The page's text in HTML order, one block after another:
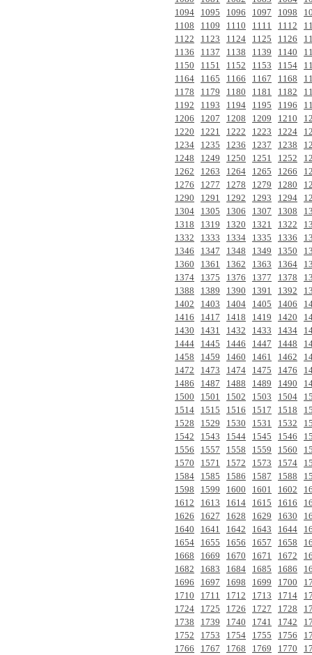
1094
1095 1096 1097 1098
1108
1109 1110 1111 1112
1122
1123 1124 1125 1126
1136
1137 1138 1139 1140
1150
1151 1152 1153 1154
1164
1165 1166 1167 1168
1178
1179 1180 1181 1182
1192
1193 1194 1195 1196
1206
1207 1208 1209 1210
1220
1221 1222 1223 1224
1234
1235 1236 1237 1238
1248
1249 1250 1251 1252
1262
1263 1264 1265 1266
1276
1277 1278 1279 1280
1290
1291 1292 1293 1294
1304
1305 1306 1307 1308
1318
1319 1320 1321 1322
1332
1333 1334 1335 1336
1346
1347 1348 1349 1350
1360
1361 1362 1363 1364
1374
1375 1376 1377 1378
1388
1389 1390 1391 1392
1402
1403 1404 1405 1406
1416
1417 1418 1419 1420
1430
1431 1432 1433 1434
1444
1445 1446 1447 1448
1458
1459 1460 1461 1462
1472
1473 1474 1475 1476
1486
1487 1488 1489 1490
1500
1501 1502 1503 1504
1514
1515 1516 1517 1518
1528
1529 1530 1531 1532
1542
1543 1544 1545 1546
1556
1557 1558 1559 1560
1570
1571 1572 1573 1574
1584
1585 1586 1587 1588
1598
1599 1600 1601 1602
1612
1613 1614 1615 1616
1626
1627 1628 1629 1630
1640
1641 1642 1643 1644
1654
1655 1656 1657 1658
1668
1669 1670 1671 1672
1682
1683 1684 1685 1686
1696
1697 1698 1699 1700
1710
1711 1712 1713 1714
1724
1725 1726 1727 1728
1738
1739 1740 1741 1742
1752
1753 1754 1755 1756
1766
1767 1768 1769 1770